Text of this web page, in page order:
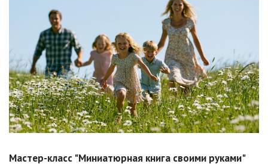
Мастер-класс "Миниатюрная книга своими руками"